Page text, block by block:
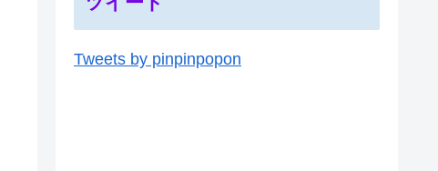
Tweets by pinpinpopon